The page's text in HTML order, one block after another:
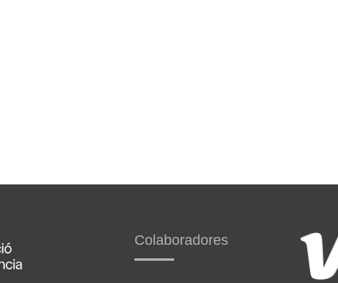
Colaboradores